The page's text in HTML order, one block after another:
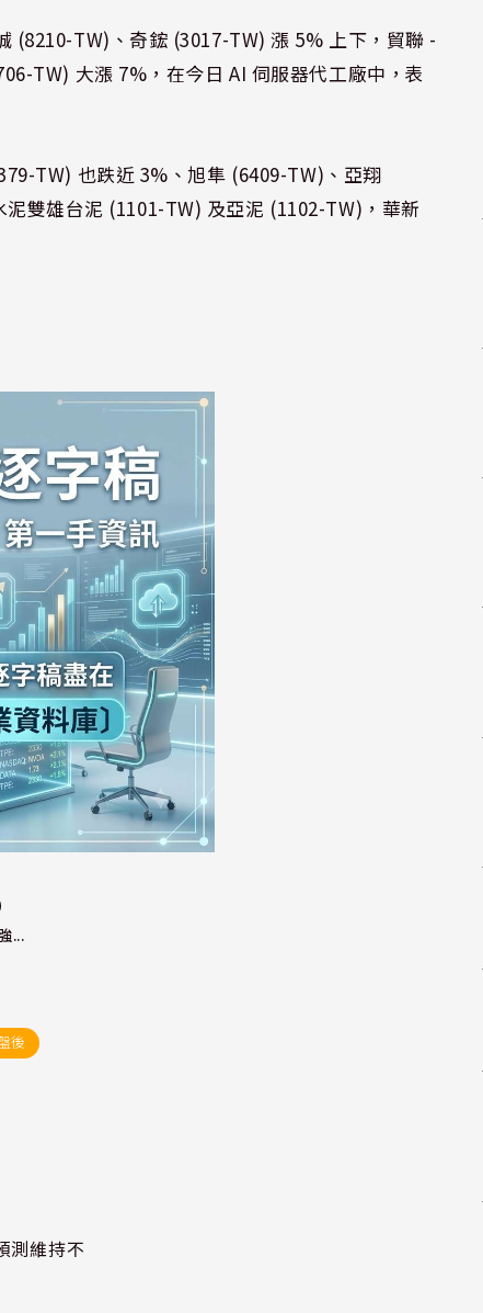
(8210-TW)、奇鋐 (3017-TW) 漲 5% 上下，貿聯 -
TW) 大漲 7%，在今日 AI 伺服器代工廠中，表
TW) 也跌近 3%、旭隼 (6409-TW)、亞翔
雙雄台泥 (1101-TW) 及亞泥 (1102-TW)，華新
...
後
測維持不